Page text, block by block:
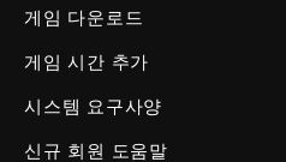
게임 다운로드
게임 시간 추가
시스템 요구사양
신규 회원 도움말